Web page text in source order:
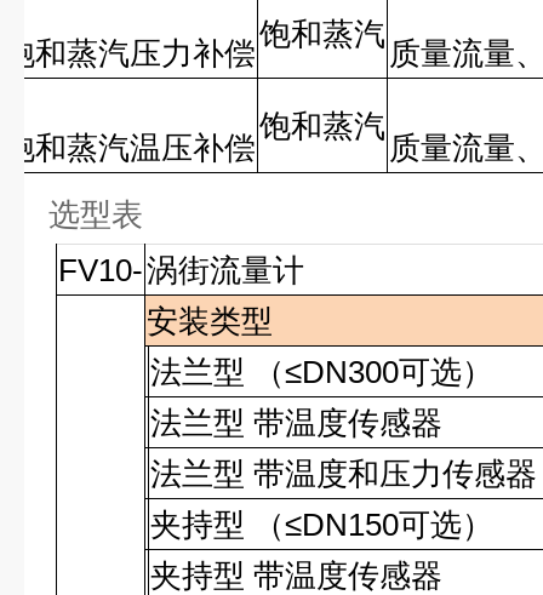
饱和蒸汽压力补偿
饱和蒸汽
质量流量
饱和蒸汽温压补偿
饱和蒸汽
质量流量
选型表
FV10-涡街流量计
安装类型
法兰型 （≤DN300可选）
法兰型 带温度传感器
法兰型 带温度和压力传感器
夹持型
（≤DN150可选）
夹持型 带温度传感器